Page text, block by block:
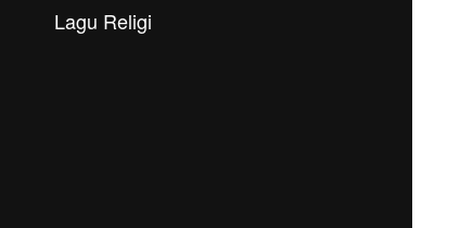
Lagu Religi